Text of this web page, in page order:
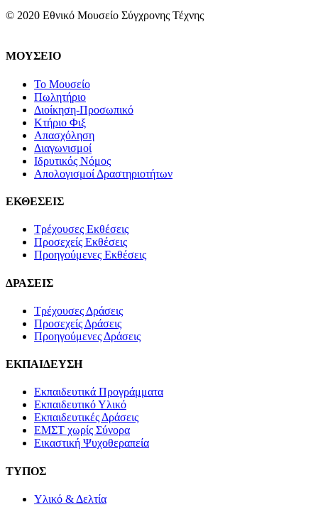
© 2020 Εθνικό Μουσείο Σύγχρονης Τέχνης
ΜΟΥΣΕΙΟ
Το Μουσείο
Πωλητήριο
Διοίκηση-Προσωπικό
Κτήριο Φιξ
Απασχόληση
Διαγωνισμοί
Ιδρυτικός Νόμος
Απολογισμοί Δραστηριοτήτων
ΕΚΘΕΣΕΙΣ
Τρέχουσες Εκθέσεις
Προσεχείς Εκθέσεις
Προηγούμενες Εκθέσεις
ΔΡΑΣΕΙΣ
Τρέχουσες Δράσεις
Προσεχείς Δράσεις
Προηγούμενες Δράσεις
ΕΚΠΑΙΔΕΥΣΗ
Εκπαιδευτικά Προγράμματα
Εκπαιδευτικό Υλικό
Εκπαιδευτικές Δράσεις
ΕΜΣΤ χωρίς Σύνορα
Εικαστική Ψυχοθεραπεία
ΤΥΠΟΣ
Υλικό & Δελτία